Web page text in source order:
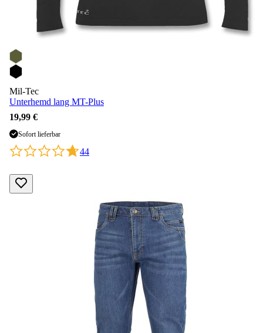
Mil-Tec
Unterhemd lang MT-Plus
19,99 €
Sofort lieferbar
44